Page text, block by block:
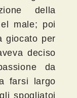
della
male; poi
giocato per
deciso
da
farsi largo
spogliatoi